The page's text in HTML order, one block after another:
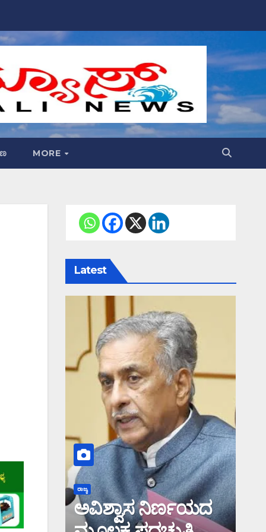
MORE
Latest
ರಾಜ್ಯ
ಅವಿಶ್ವಾಸ ನಿರ್ಣಯದ